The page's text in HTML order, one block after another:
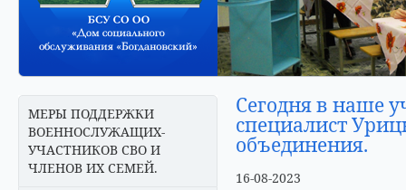
МЕРЫ ПОДДЕРЖКИ
ВОЕННОСЛУЖАЩИХ-
УЧАСТНИКОВ СВО И
ЧЛЕНОВ ИХ СЕМЕЙ.
Сегодня в наше
специалист
объединения.
16-08-2023